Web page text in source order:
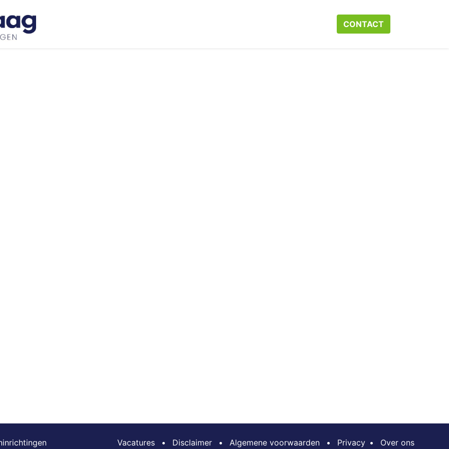
Neem contact op met ons Webshop
CONTACT​​​​
Vacatures • Disclaimer • Algemene voorwaarden • Privacy • Over ons